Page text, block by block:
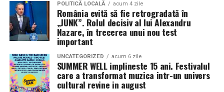
POLITICĂ LOCALĂ acum 4 zile
România evită să fie retrogradată în
„JUNK”. Rolul decisiv al lui Alexandru
Nazare, în trecerea unui nou test
important
UNCATEGORIZED acum 6 zile
SUMMER WELL implineste 15 ani. Festivalul
care a transformat muzica intr-un univers
cultural revine in august